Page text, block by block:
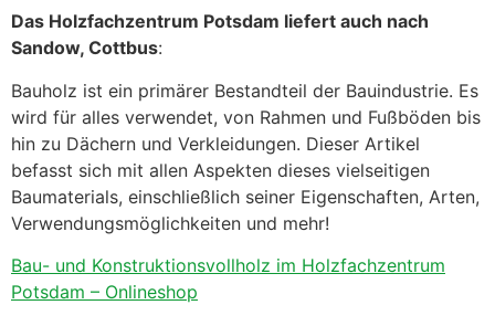
Das Holzfachzentrum Potsdam liefert auch nach
Sandow, Cottbus:
Bauholz ist ein primärer Bestandteil der Bauindustrie. Es
wird für alles verwendet, von Rahmen und Fußböden bis
hin zu Dächern und Verkleidungen. Dieser Artikel
befasst sich mit allen Aspekten dieses vielseitigen
Baumaterials, einschließlich seiner Eigenschaften, Arten,
Verwendungsmöglichkeiten und mehr!
Bau- und Konstruktionsvollholz im Holzfachzentrum
Potsdam – Onlineshop